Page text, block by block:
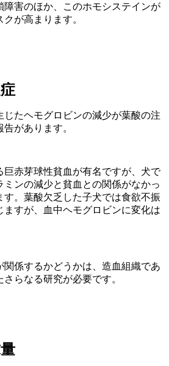
障害のほか、このホモシステインが
が高まります。
じたヘモグロビンの減少が葉酸の注
があります。
巨赤芽球性貧血が有名ですが、犬で
ミンの減少と貧血との関係がなかっ
す。葉酸欠乏した子犬では食欲不振
ますが、血中ヘモグロビンに変化は
関係するかどうかは、造血組織であ
らなる研究が必要です。